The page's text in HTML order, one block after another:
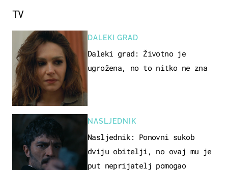
TV
DALEKI GRAD
Daleki grad: Životno je
ugrožena, no to nitko ne zna
NASLJEDNIK
Nasljednik: Ponovni sukob
dviju obitelji, no ovaj mu je
put neprijatelj pomogao